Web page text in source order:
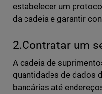
estabelecer um
da cadeia e garantir
2.Contratar um
A cadeia de
quantidades de dados
bancárias até